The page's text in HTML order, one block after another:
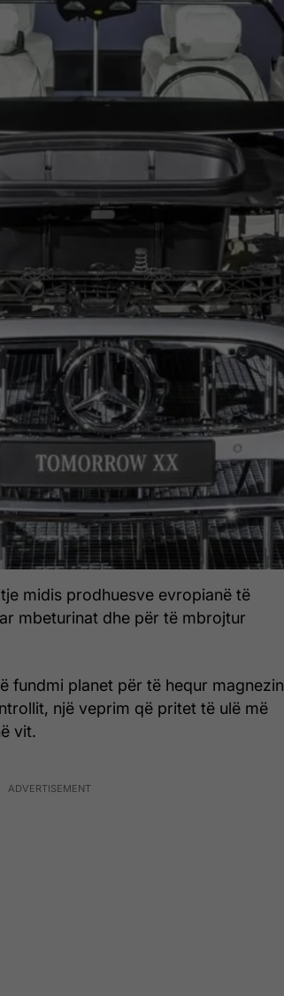
midis prodhuesve evropianë të
mbeturinat dhe për të mbrojtur
fundmi planet për të hequr magnezin
një veprim që pritet të ulë më
vit.